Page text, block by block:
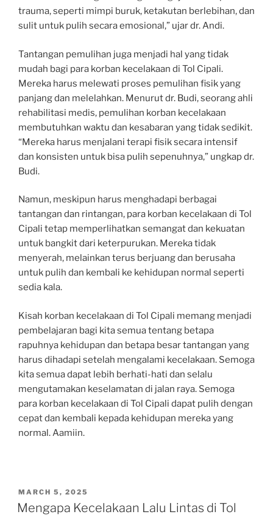
trauma, seperti mimpi buruk, ketakutan berlebihan, dan
sulit untuk pulih secara emosional,” ujar dr. Andi.
Tantangan pemulihan juga menjadi hal yang tidak
mudah bagi para korban kecelakaan di Tol Cipali.
Mereka harus melewati proses pemulihan fisik yang
panjang dan melelahkan. Menurut dr. Budi, seorang ahli
rehabilitasi medis, pemulihan korban kecelakaan
membutuhkan waktu dan kesabaran yang tidak sedikit.
“Mereka harus menjalani terapi fisik secara intensif
dan konsisten untuk bisa pulih sepenuhnya,” ungkap dr.
Budi.
Namun, meskipun harus menghadapi berbagai
tantangan dan rintangan, para korban kecelakaan di Tol
Cipali tetap memperlihatkan semangat dan kekuatan
untuk bangkit dari keterpurukan. Mereka tidak
menyerah, melainkan terus berjuang dan berusaha
untuk pulih dan kembali ke kehidupan normal seperti
sedia kala.
Kisah korban kecelakaan di Tol Cipali memang menjadi
pembelajaran bagi kita semua tentang betapa
rapuhnya kehidupan dan betapa besar tantangan yang
harus dihadapi setelah mengalami kecelakaan. Semoga
kita semua dapat lebih berhati-hati dan selalu
mengutamakan keselamatan di jalan raya. Semoga
para korban kecelakaan di Tol Cipali dapat pulih dengan
cepat dan kembali kepada kehidupan mereka yang
normal. Aamiin.
POSTED
ON
MARCH 5, 2025
Mengapa Kecelakaan Lalu Lintas di Tol